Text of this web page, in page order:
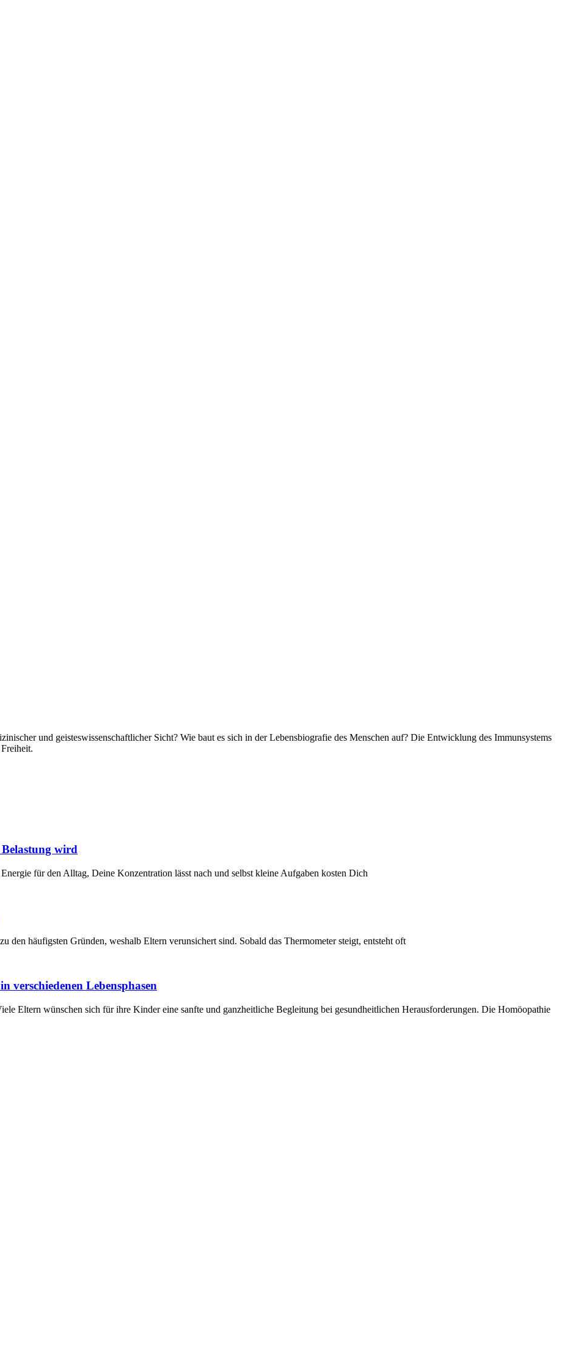
und geisteswissenschaftlicher Sicht? Wie baut es sich in der Lebensbiografie des Menschen auf? Die Entwicklung des Immunsystems
wird
für den Alltag, Deine Konzentration lässt nach und selbst kleine Aufgaben kosten Dich
den häufigsten Gründen, weshalb Eltern verunsichert sind. Sobald das Thermometer steigt, entsteht oft
verschiedenen Lebensphasen
Eltern wünschen sich für ihre Kinder eine sanfte und ganzheitliche Begleitung bei gesundheitlichen Herausforderungen. Die Homöopathie